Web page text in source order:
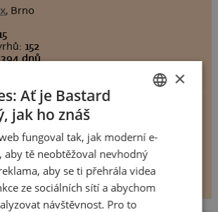
, Brno
152
dnů
krát
lidí
7.81868
SLOVAK
×
Ať je Bastard
jak ho znáš
fungoval tak, jak moderní e-
aby tě neobtěžoval nevhodný
aby se ti přehrála videa
ze sociálních sítí a abychom
návštěvnost. Pro to